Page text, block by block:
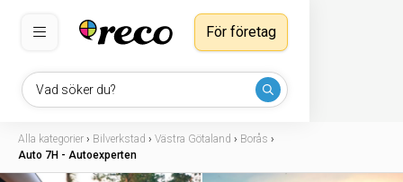
Vad söker du?
För företag
Alla kategorier › Bilverkstad › Västra Götaland › Borås ›
Auto 7H - Autoexperten